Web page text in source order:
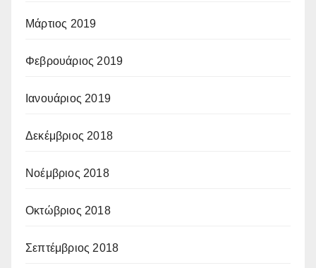
Μάρτιος 2019
Φεβρουάριος 2019
Ιανουάριος 2019
Δεκέμβριος 2018
Νοέμβριος 2018
Οκτώβριος 2018
Σεπτέμβριος 2018